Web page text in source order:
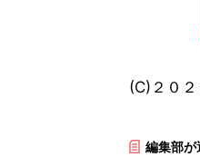
(C)２０
編集部が